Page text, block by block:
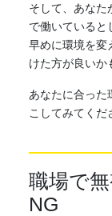
そして、あなた
で働いていると
早めに環境を変
けた方が良いか
あなたに合った
こしてみてくだ
職場で
NG